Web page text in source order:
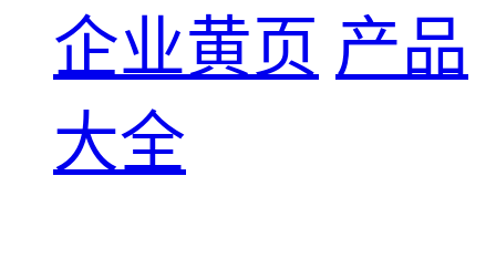
企业黄页 产品
大全